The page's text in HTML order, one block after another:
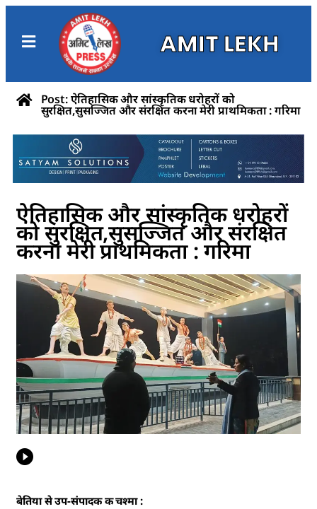
AMIT LEKH
Post: ऐतिहासिक और सांस्कृतिक धरोहरों को
सुरक्षित,सुसज्जित और संरक्षित करना मेरी प्राथमिकता : गरिमा
ऐतिहासिक और सांस्कृतिक धरोहरों
को सुरक्षित,सुसज्जित और संरक्षित
करना मेरी प्राथमिकता : गरिमा
बेतिया से उप-संपादक क चश्मा :